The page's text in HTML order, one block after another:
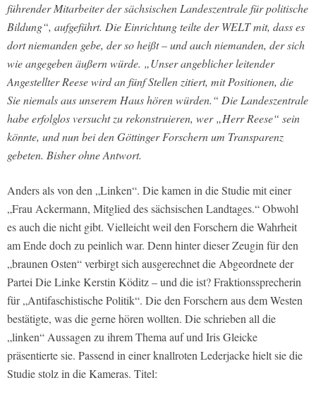
führender Mitarbeiter der sächsischen Landeszentrale für politische
Bildung“, aufgeführt. Die Einrichtung teilte der WELT mit, dass es
dort niemanden gebe, der so heißt – und auch niemanden, der sich
wie angegeben äußern würde. „Unser angeblicher leitender
Angestellter Reese wird an fünf Stellen zitiert, mit Positionen, die
Sie niemals aus unserem Haus hören würden.“ Die Landeszentrale
habe erfolglos versucht zu rekonstruieren, wer „Herr Reese“ sein
könnte, und nun bei den Göttinger Forschern um Transparenz
gebeten. Bisher ohne Antwort.
Anders als von den „Linken“. Die kamen in die Studie mit einer
„Frau Ackermann, Mitglied des sächsischen Landtages.“ Obwohl
es auch die nicht gibt. Vielleicht weil den Forschern die Wahrheit
am Ende doch zu peinlich war. Denn hinter dieser Zeugin für den
„braunen Osten“ verbirgt sich ausgerechnet die Abgeordnete der
Partei Die Linke Kerstin Köditz – und die ist? Fraktionssprecherin
für „Antifaschistische Politik“. Die den Forschern aus dem Westen
bestätigte, was die gerne hören wollten. Die schrieben all die
„linken“ Aussagen zu ihrem Thema auf und Iris Gleicke
präsentierte sie. Passend in einer knallroten Lederjacke hielt sie die
Studie stolz in die Kameras. Titel: